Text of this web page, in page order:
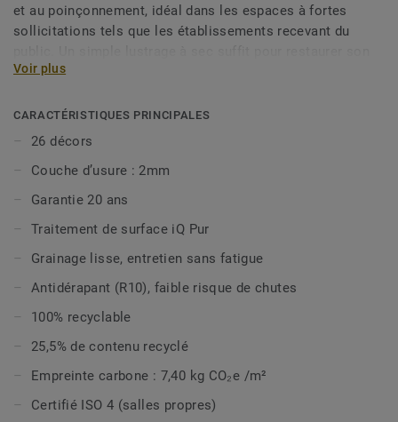
et au poinçonnement, idéal dans les espaces à fortes
sollicitations tels que les établissements recevant du
aspect d’origine en lui offrant une plus grande longévité.
iQ Eminent est sans biocides, offre une excellente
compatible avec les environnements exigeants tels que les
salles propres. iQ Eminent est composée de 2 designs non
directionnels et 26 couleurs qui s’harmonisent avec les
option vinyle bio-attribuée, pour réduire davantage votre
impact carbone, et est 100% recyclable même en fin
Cette collection fait partie de notre
Voir plus
CARACTÉRISTIQUES PRINCIPALES
26 décors
Couche d’usure : 2mm
Garantie 20 ans
Traitement de surface iQ Pur
Grainage lisse, entretien sans fatigue
Antidérapant (R10), faible risque de chutes
100% recyclable
25,5% de contenu recyclé
Empreinte carbone : 7,40 kg CO₂e /m²
Certifié ISO 4 (salles propres)